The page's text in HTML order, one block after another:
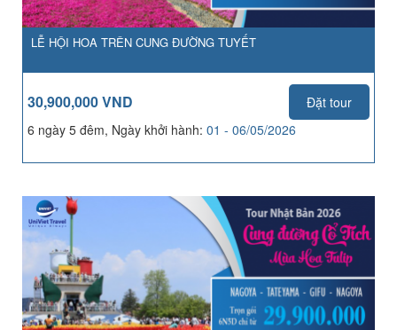
LỄ HỘI HOA TRÊN CUNG ĐƯỜNG TUYẾT
30,900,000 VND
Đặt tour
6 ngày 5 đêm, Ngày khởi hành: 01 - 06/05/2026